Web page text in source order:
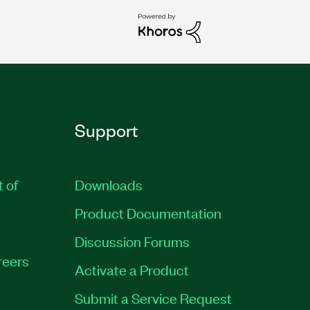
of
Support
Downloads
Product Documentation
Discussion Forums
Activate a Product
Submit a Service Request